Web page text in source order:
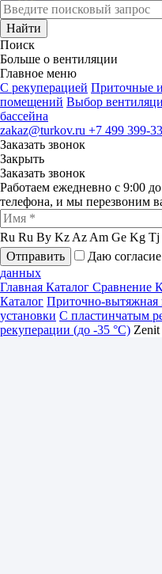
Найти
Поиск
Больше о вентиляции
Главное меню
C рекуперацией Приточные
помещений Выбор
бассейна
zakaz@turkov.ru +7 499 399-
Заказать звонок
Закрыть
Заказать звонок
Работаем ежедневно с 9:00
телефона, и мы перезвоним
Ru Ru By Kz Az Am Ge Kg Tj
Отправить
Даю согласие
данных
Главная Каталог Сравнение
Каталог Приточно-вытяжная
установки С пластинчатым
рекуперации (до -35 °C)